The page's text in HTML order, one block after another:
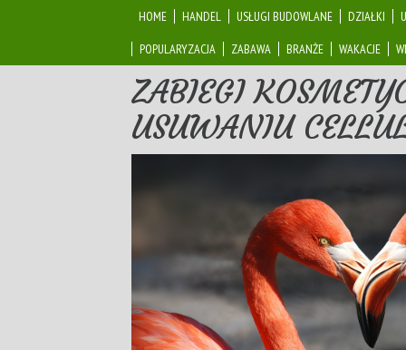
HOME HANDEL USŁUGI BUDOWLANE DZIAŁKI
POPULARYZACJA
ZABAWA BRANŻE WAKACJE
ZABIEGI
USUWANIU